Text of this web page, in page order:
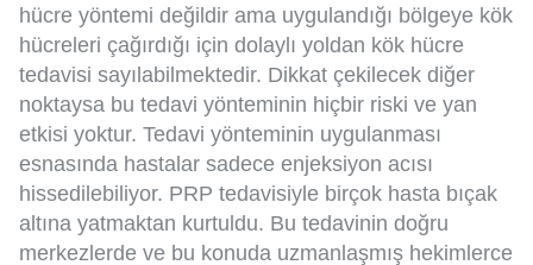
hücre yöntemi değildir ama uygulandığı bölgeye kök
hücreleri çağırdığı için dolaylı yoldan kök hücre
tedavisi sayılabilmektedir. Dikkat çekilecek diğer
noktaysa bu tedavi yönteminin hiçbir riski ve yan
etkisi yoktur. Tedavi yönteminin uygulanması
esnasında hastalar sadece enjeksiyon acısı
hissedilebiliyor. PRP tedavisiyle birçok hasta bıçak
altına yatmaktan kurtuldu. Bu tedavinin doğru
merkezlerde ve bu konuda uzmanlaşmış hekimlerce